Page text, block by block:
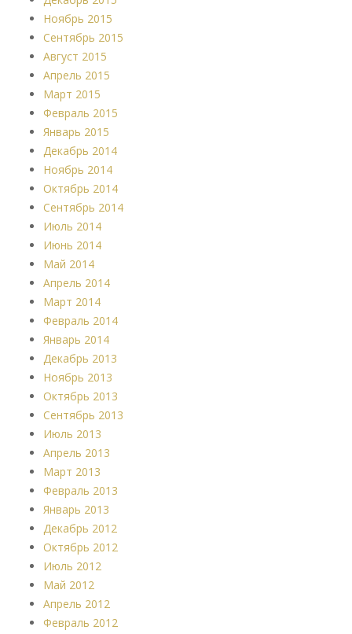
Ноябрь 2015
Сентябрь 2015
Август 2015
Апрель 2015
Март 2015
Февраль 2015
Январь 2015
Декабрь 2014
Ноябрь 2014
Октябрь 2014
Сентябрь 2014
Июль 2014
Июнь 2014
Май 2014
Апрель 2014
Март 2014
Февраль 2014
Январь 2014
Декабрь 2013
Ноябрь 2013
Октябрь 2013
Сентябрь 2013
Июль 2013
Апрель 2013
Март 2013
Февраль 2013
Январь 2013
Декабрь 2012
Октябрь 2012
Июль 2012
Май 2012
Апрель 2012
Февраль 2012